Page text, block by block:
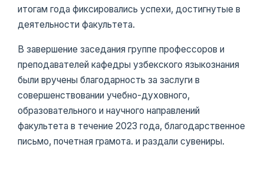
итогам года фиксировались успехи, достигнутые в
деятельности факультета.
В завершение заседания группе профессоров и
преподавателей кафедры узбекского языкознания
были вручены благодарность за заслуги в
совершенствовании учебно-духовного,
образовательного и научного направлений
факультета в течение 2023 года, благодарственное
письмо, почетная грамота. и раздали сувениры.